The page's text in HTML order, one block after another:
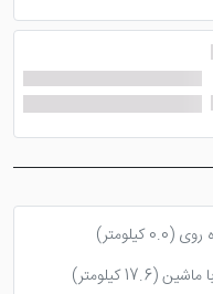
قریب به این هتل در
(0.0 کیلومتر)
(17.6 کیلومتر)